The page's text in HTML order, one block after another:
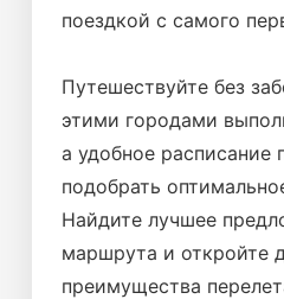
поездкой с самого
Путешествуйте без
этими городами
а удобное расписание
подобрать
Найдите лучшее
маршрута и откройте
преимущества